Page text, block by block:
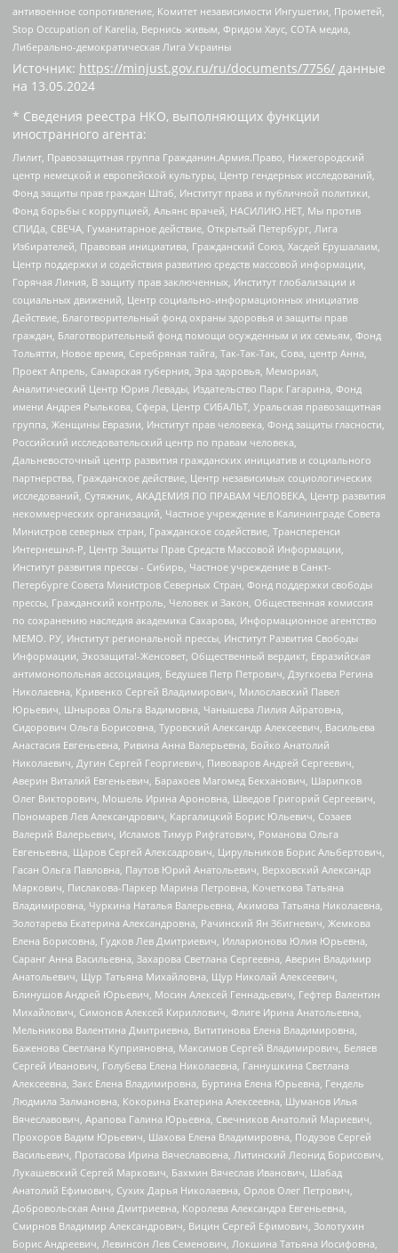
антивоенное сопротивление, Комитет независимости Ингушетии, Прометей,
Stop Occupation of Karelia, Вернись живым, Фридом Хаус, СОТА медиа,
Либерально-демократическая Лига Украины
Источник: https://minjust.gov.ru/ru/documents/7756/ данные
на 13.05.2024
* Сведения реестра НКО, выполняющих функции
иностранного агента:
Лилит, Правозащитная группа Гражданин.Армия.Право, Нижегородский
центр немецкой и европейской культуры, Центр гендерных исследований,
Фонд защиты прав граждан Штаб, Институт права и публичной политики,
Фонд борьбы с коррупцией, Альянс врачей, НАСИЛИЮ.НЕТ, Мы против
СПИДа, СВЕЧА, Гуманитарное действие, Открытый Петербург, Лига
Избирателей, Правовая инициатива, Гражданский Союз, Хасдей Ерушалаим,
Центр поддержки и содействия развитию средств массовой информации,
Горячая Линия, В защиту прав заключенных, Институт глобализации и
социальных движений, Центр социально-информационных инициатив
Действие, Благотворительный фонд охраны здоровья и защиты прав
граждан, Благотворительный фонд помощи осужденным и их семьям, Фонд
Тольятти, Новое время, Серебряная тайга, Так-Так-Так, Сова, центр Анна,
Проект Апрель, Самарская губерния, Эра здоровья, Мемориал,
Аналитический Центр Юрия Левады, Издательство Парк Гагарина, Фонд
имени Андрея Рылькова, Сфера, Центр СИБАЛЬТ, Уральская правозащитная
группа, Женщины Евразии, Институт прав человека, Фонд защиты гласности,
Российский исследовательский центр по правам человека,
Дальневосточный центр развития гражданских инициатив и социального
партнерства, Гражданское действие, Центр независимых социологических
исследований, Сутяжник, АКАДЕМИЯ ПО ПРАВАМ ЧЕЛОВЕКА, Центр развития
некоммерческих организаций, Частное учреждение в Калининграде Совета
Министров северных стран, Гражданское содействие, Трансперенси
Интернешнл-Р, Центр Защиты Прав Средств Массовой Информации,
Институт развития прессы - Сибирь, Частное учреждение в Санкт-
Петербурге Совета Министров Северных Стран, Фонд поддержки свободы
прессы, Гражданский контроль, Человек и Закон, Общественная комиссия
по сохранению наследия академика Сахарова, Информационное агентство
МЕМО. РУ, Институт региональной прессы, Институт Развития Свободы
Информации, Экозащита!-Женсовет, Общественный вердикт, Евразийская
антимонопольная ассоциация, Бедушев Петр Петрович, Дзугкоева Регина
Николаевна, Кривенко Сергей Владимирович, Милославский Павел
Юрьевич, Шнырова Ольга Вадимовна, Чанышева Лилия Айратовна,
Сидорович Ольга Борисовна, Туровский Александр Алексеевич, Васильева
Анастасия Евгеньевна, Ривина Анна Валерьевна, Бойко Анатолий
Николаевич, Дугин Сергей Георгиевич, Пивоваров Андрей Сергеевич,
Аверин Виталий Евгеньевич, Барахоев Магомед Бекханович, Шарипков
Олег Викторович, Мошель Ирина Ароновна, Шведов Григорий Сергеевич,
Пономарев Лев Александрович, Каргалицкий Борис Юльевич, Созаев
Валерий Валерьевич, Исламов Тимур Рифгатович, Романова Ольга
Евгеньевна, Щаров Сергей Алексадрович, Цирульников Борис Альбертович,
Гасан Ольга Павловна, Паутов Юрий Анатольевич, Верховский Александр
Маркович, Пислакова-Паркер Марина Петровна, Кочеткова Татьяна
Владимировна, Чуркина Наталья Валерьевна, Акимова Татьяна Николаевна,
Золотарева Екатерина Александровна, Рачинский Ян Збигневич, Жемкова
Елена Борисовна, Гудков Лев Дмитриевич, Илларионова Юлия Юрьевна,
Саранг Анна Васильевна, Захарова Светлана Сергеевна, Аверин Владимир
Анатольевич, Щур Татьяна Михайловна, Щур Николай Алексеевич,
Блинушов Андрей Юрьевич, Мосин Алексей Геннадьевич, Гефтер Валентин
Михайлович, Симонов Алексей Кириллович, Флиге Ирина Анатольевна,
Мельникова Валентина Дмитриевна, Вититинова Елена Владимировна,
Баженова Светлана Куприяновна, Максимов Сергей Владимирович, Беляев
Сергей Иванович, Голубева Елена Николаевна, Ганнушкина Светлана
Алексеевна, Закс Елена Владимировна, Буртина Елена Юрьевна, Гендель
Людмила Залмановна, Кокорина Екатерина Алексеевна, Шуманов Илья
Вячеславович, Арапова Галина Юрьевна, Свечников Анатолий Мариевич,
Прохоров Вадим Юрьевич, Шахова Елена Владимировна, Подузов Сергей
Васильевич, Протасова Ирина Вячеславовна, Литинский Леонид Борисович,
Лукашевский Сергей Маркович, Бахмин Вячеслав Иванович, Шабад
Анатолий Ефимович, Сухих Дарья Николаевна, Орлов Олег Петрович,
Добровольская Анна Дмитриевна, Королева Александра Евгеньевна,
Смирнов Владимир Александрович, Вицин Сергей Ефимович, Золотухин
Борис Андреевич, Левинсон Лев Семенович, Локшина Татьяна Иосифовна,